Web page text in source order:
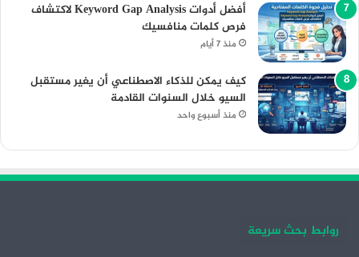
أفضل أدوات Keyword Gap Analysis لاكتشاف
فرص كلمات منافسيك
منذ 7 أيام
كيف يمكن للذكاء الاصطناعي أن يغير مستقبل
السيو خلال السنوات القادمة
منذ أسبوع واحد
روابط بحث سريعة